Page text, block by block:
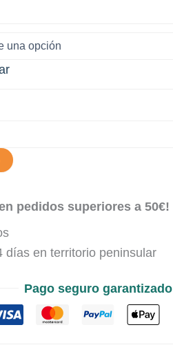
pedidos superiores a 50€!
días en territorio peninsular
Pago seguro garantizado